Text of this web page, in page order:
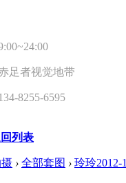
足者视觉地带
8255-6595
列表
› 全部套图 › 玲玲2012-1